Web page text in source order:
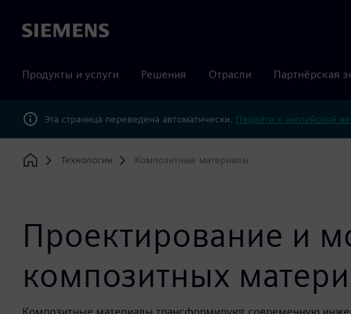
Siemens
Продукты и услуги Решения Отрасли Партнёрская
Эта страница переведена автоматически. Перейти к английской
Home
Технологии Композитные материалы
Проектирование и
композитных